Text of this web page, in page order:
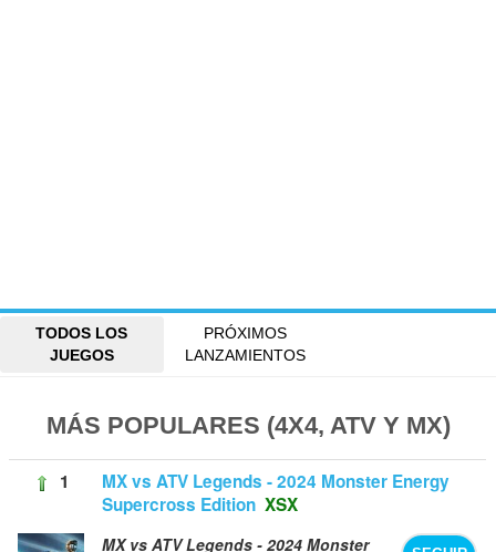
TODOS LOS
JUEGOS
PRÓXIMOS
LANZAMIENTOS
MÁS POPULARES (4X4, ATV Y MX)
1
MX vs ATV Legends - 2024 Monster Energy
Supercross Edition XSX
MX vs ATV Legends - 2024 Monster